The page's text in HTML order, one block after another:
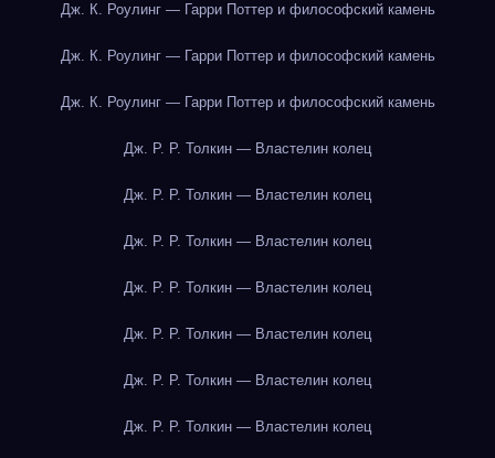
Дж. К. Роулинг — Гарри Поттер и философский камень
Дж. К. Роулинг — Гарри Поттер и философский камень
Дж. К. Роулинг — Гарри Поттер и философский камень
Дж. Р. Р. Толкин — Властелин колец
Дж. Р. Р. Толкин — Властелин колец
Дж. Р. Р. Толкин — Властелин колец
Дж. Р. Р. Толкин — Властелин колец
Дж. Р. Р. Толкин — Властелин колец
Дж. Р. Р. Толкин — Властелин колец
Дж. Р. Р. Толкин — Властелин колец